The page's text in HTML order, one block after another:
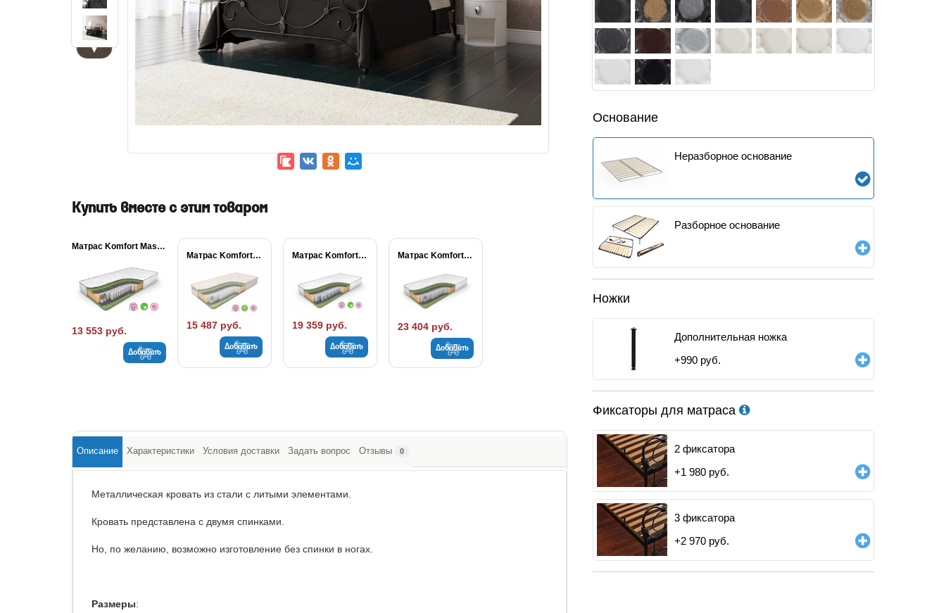
▼
Основание
Неразборное основание
Разборное основание
Ножки
Дополнительная ножка
+990 руб.
Фиксаторы для матраса
2 фиксатора
+1 980 руб.
3 фиксатора
+2 970 руб.
Купить вместе с этим товаром
Матрас Komfort Massage...
13 553 руб.
Добавить
Матрас Komfort Massage...
15 487 руб.
Добавить
Матрас Komfort Massage...
19 359 руб.
Добавить
Матрас Komfort Massage...
23 404 руб.
Добавить
Описание Характеристики Условия доставки Задать вопрос Отзывы 0
Металлическая кровать из стали с литыми элементами.
Кровать представлена с двумя спинками.
Но, по желанию, возможно изготовление без спинки в ногах.
Размеры: